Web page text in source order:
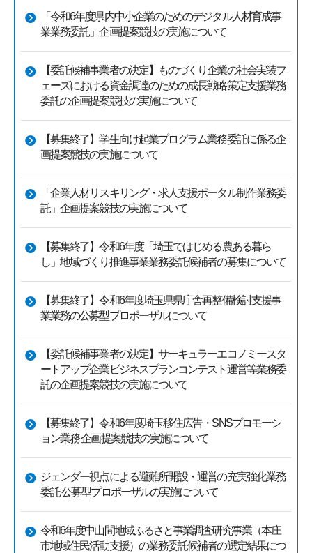
「令和6年度県内中小企業のためのデジタル人材育成事
業業務委託」企画提案競技の実施について
【委託候補事業者の決定】ものづくり企業の社会実装フ
ェーズにおける資金調達のための成長戦略策定支援業務
委託の企画提案競技の実施について
【募集終了】学生向け起業プログラム業務委託に係る企
画提案競技の実施について
「企業人材リスキリング・求人支援ポータル制作業務委
託」企画提案競技の実施について
【募集終了】令和6年度「埼玉ではじめる農ある暮ら
し」地域づくり推進事業業務委託候補者の募集について
【募集終了】令和6年度埼玉県県庁舎再整備検討支援事
業業務の公募型プロポーザルについて
【委託候補事業者の決定】サーキュラーエコノミースタ
ートアップ企業ビジネスプランコンテスト運営等業務委
託の企画提案競技の実施について
【募集終了】令和6年度埼玉移住広告・SNSプロモーシ
ョン業務 企画提案競技の実施について
ジェンダー視点による避難所開設・運営の充実強化業務
委託 公募型プロポーザルの実施について
令和6年度中山間地域ふるさと事業調査研究事業（本庄
市地域住民活動支援）の業務委託候補者の選定結果につ